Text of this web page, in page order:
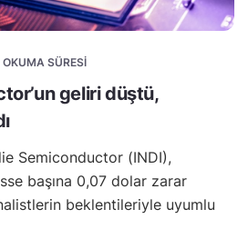
SÜRESI
geliri düştü,
Semiconductor (INDI),
başına 0,07 dolar zarar
beklentileriyle uyumlu